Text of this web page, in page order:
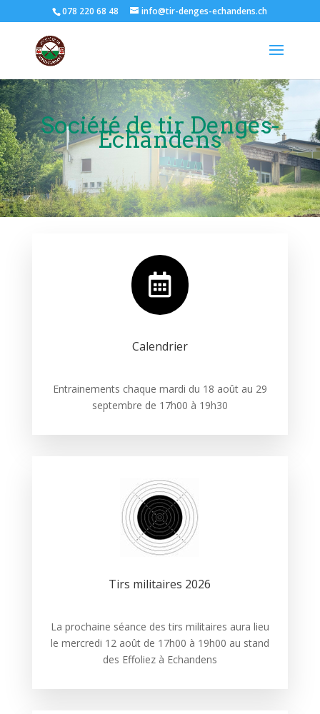
078 220 68 48 info@tir-denges-echandens.ch
Société de tir Denges-
Echandens

Calendrier
Entrainements chaque mardi du 18 août au 29
septembre de 17h00 à 19h30
Tirs militaires 2026
La prochaine séance des tirs militaires aura lieu
le mercredi 12 août de 17h00 à 19h00 au stand
des Effoliez à Echandens